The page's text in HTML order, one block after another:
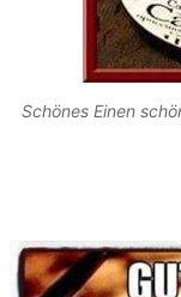
Schönes Einen